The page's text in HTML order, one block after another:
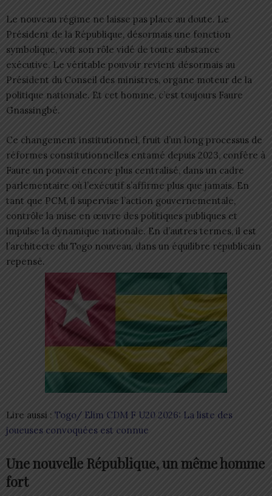
Le nouveau régime ne laisse pas place au doute. Le
Président de la République, désormais une fonction
symbolique, voit son rôle vidé de toute substance
exécutive. Le véritable pouvoir revient désormais au
Président du Conseil des ministres, organe moteur de la
politique nationale. Et cet homme, c’est toujours Faure
Gnassingbé.
Ce changement institutionnel, fruit d’un long processus de
réformes constitutionnelles entamé depuis 2023, confère à
Faure un pouvoir encore plus centralisé, dans un cadre
parlementaire où l’exécutif s’affirme plus que jamais. En
tant que PCM, il supervise l’action gouvernementale,
contrôle la mise en œuvre des politiques publiques et
impulse la dynamique nationale. En d’autres termes, il est
l’architecte du Togo nouveau, dans un équilibre républicain
repensé.
Lire aussi : Togo/ Elim CDM F U20 2026: La liste des
joueuses convoquées est connue
Une nouvelle République, un même homme
fort